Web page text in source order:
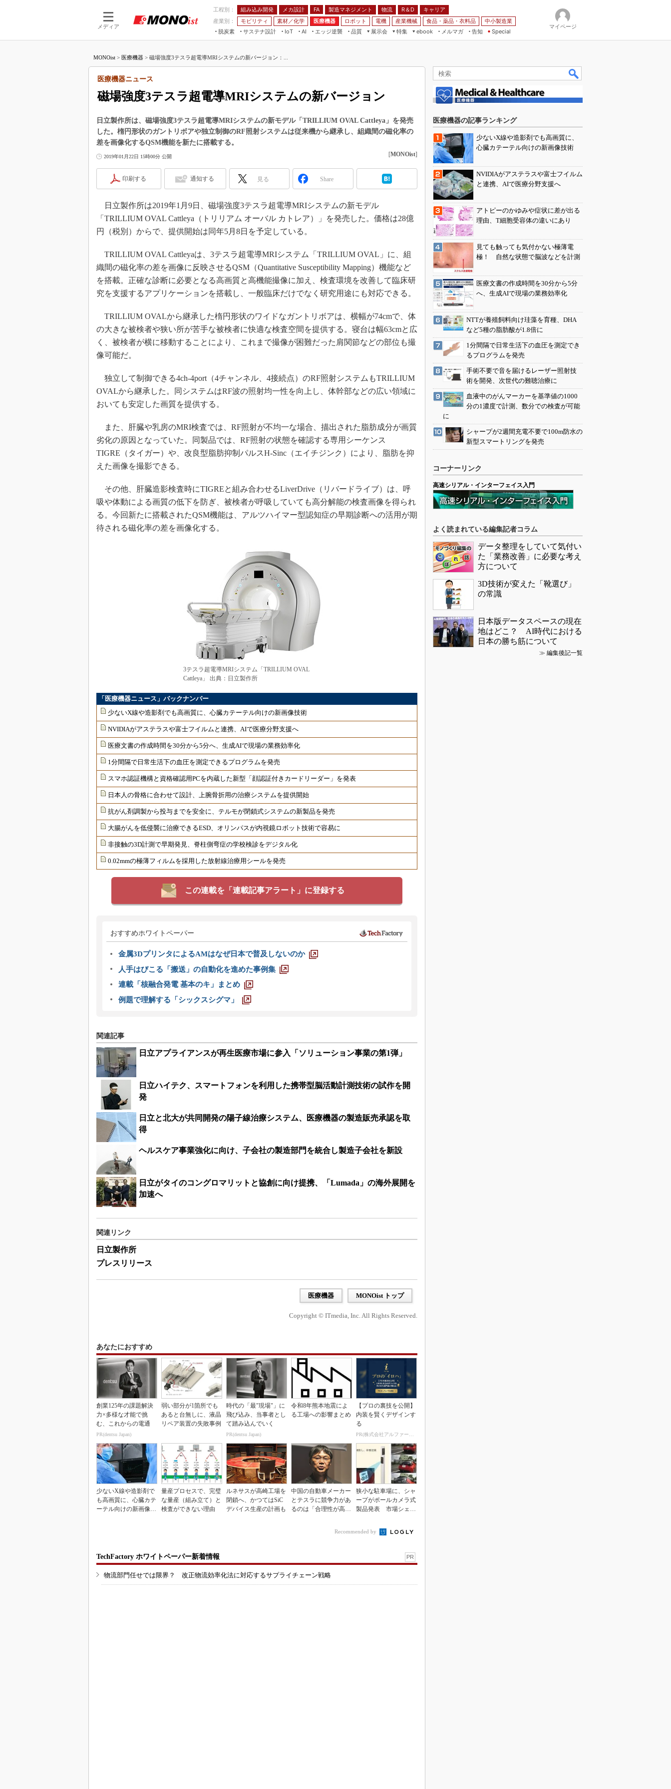
メディア
工程別： 組み込み開発 メカ設計 FA 製造マネジメント 物流 R＆D
キャリア
産業別：
モビリティ 素材／化学 医療機器 ロボット 電機 産業機械 食品・薬品・衣料品
中小製造業
脱炭素
サステナ設計
IoT
つながる工場
AI
AI×設備保全
エッジ逆襲 品質
展示会
JIMTOF
IIFES
ジャパンモビリティショー
スマート工場EXPO
EdgeTech+
日本ものづくりワールド
AUTOMOTIVE WORLD
産業オープンネット展
特集
VR／AR
FPGA
組み込み画像技術
車載ソフト開発
無償設計ツール
3Dプリンタ
S＆OP
インダストリー4.0
イノベーション
メイドインジャパン
植物工場
グローバル設計・開発
制御セキュリティ
ebook
FA
素材／化学
メルマガ
告知 Special
マイページ
MONOist > 医療機器 > 磁場強度3テスラ超電導MRIシステムの新バージョン：...
磁場強度3テスラ超電導MRIシステムの新バージョン
医療機器ニュース
日立製作所は、磁場強度3テスラ超電導MRIシステムの新モデル「TRILLIUM OVAL Cattleya」を発売
した。楕円形状のガントリボアや独立制御のRF照射システムは従来機から継承し、組織間の磁化率の
差を画像化するQSM機能を新たに搭載する。
2019年01月22日 15時00分 公開 [MONOist]
印刷する 通知する 見る Share
日立製作所は2019年1月9日、磁場強度3テスラ超電導MRIシステムの新モデル
「TRILLIUM OVAL Cattleya（トリリアム オーバル カトレア）」を発売した。価格は28億
円（税別）からで、提供開始は同年5月8日を予定している。
TRILLIUM OVAL Cattleyaは、3テスラ超電導MRIシステム「TRILLIUM OVAL」に、組
織間の磁化率の差を画像に反映させるQSM（Quantitative Susceptibility Mapping）機能など
を搭載。正確な診断に必要となる高画質と高機能撮像に加え、検査環境を改善して臨床研
究を支援するアプリケーションを搭載し、一般臨床だけでなく研究用途にも対応できる。
TRILLIUM OVALから継承した楕円形状のワイドなガントリボアは、横幅が74cmで、体
の大きな被検者や狭い所が苦手な被検者に快適な検査空間を提供する。寝台は幅63cmと広
く、被検者が横に移動することにより、これまで撮像が困難だった肩関節などの部位も撮
像可能だ。
独立して制御できる4ch-4port（4チャンネル、4接続点）のRF照射システムもTRILLIUM
OVALから継承した。同システムはRF波の照射均一性を向上し、体幹部などの広い領域に
おいても安定した画質を提供する。
また、肝臓や乳房のMRI検査では、RF照射が不均一な場合、描出された脂肪成分が画質
劣化の原因となっていた。同製品では、RF照射の状態を確認する専用シーケンス
TIGRE（タイガー）や、改良型脂肪抑制パルスH-Sinc（エイチジンク）により、脂肪を抑
えた画像を撮影できる。
その他、肝臓造影検査時にTIGREと組み合わせるLiverDrive（リバードライブ）は、呼
吸や体動による画質の低下を防ぎ、被検者が呼吸していても高分解能の検査画像を得られ
る。今回新たに搭載されたQSM機能は、アルツハイマー型認知症の早期診断への活用が期
待される磁化率の差を画像化する。
3テスラ超電導MRIシステム「TRILLIUM OVAL
Cattleya」 出典：日立製作所
「医療機器ニュース」バックナンバー
少ないX線や造影剤でも高画質に、心臓カテーテル向けの新画像技術
NVIDIAがアステラスや富士フイルムと連携、AIで医療分野支援へ
医療文書の作成時間を30分から5分へ、生成AIで現場の業務効率化
1分間隔で日常生活下の血圧を測定できるプログラムを発売
スマホ認証機構と資格確認用PCを内蔵した新型「顔認証付きカードリーダー」を発表
日本人の骨格に合わせて設計、上腕骨折用の治療システムを提供開始
抗がん剤調製から投与までを安全に、テルモが閉鎖式システムの新製品を発売
大腸がんを低侵襲に治療できるESD、オリンパスが内視鏡ロボット技術で容易に
非接触の3D計測で早期発見、脊柱側弯症の学校検診をデジタル化
0.02mmの極薄フィルムを採用した放射線治療用シールを発売
この連載を「連載記事アラート」に登録する
おすすめホワイトペーパー
金属3DプリンタによるAMはなぜ日本で普及しないのか
人手はびこる「搬送」の自動化を進めた事例集
連載「核融合発電 基本のキ」まとめ
例題で理解する「シックスシグマ」
関連記事
日立アプライアンスが再生医療市場に参入「ソリューション事業の第1弾」
日立ハイテク、スマートフォンを利用した携帯型脳活動計測技術の試作を開
発
日立と北大が共同開発の陽子線治療システム、医療機器の製造販売承認を取
得
ヘルスケア事業強化に向け、子会社の製造部門を統合し製造子会社を新設
日立がタイのコングロマリットと協創に向け提携、「Lumada」の海外展開を
加速へ
関連リンク
日立製作所
プレスリリース
医療機器 MONOist トップ
Copyright © ITmedia, Inc. All Rights Reserved.
あなたにおすすめ
創業125年の課題解決
力×多様な才能で挑
む、これからの電通
PR(dentsu Japan)
弱い部分が1箇所でも
あると台無しに、液晶
リペア装置の失敗事例
時代の「最"現場"」に
飛び込み、当事者とし
て踏み込んでいく
PR(dentsu Japan)
令和8年熊本地震によ
る工場への影響まとめ
【プロの裏技を公開】
内装を賢くデザインす
る
PR(株式会社アルファーテクノ)
少ないX線や造影剤で
も高画質に、心臓カテ
ーテル向けの新画像技
量産プロセスで、完璧
な量産（組み立て）と
検査ができない理由
ルネサスが高崎工場を
閉鎖へ、かつてはSiC
デバイス生産の計画も
中国の自動車メーカー
とテスラに競争力があ
るのは「合理性が高
狭小な駐車場に、シャ
ープがポールカメラ式
製品発表 市場シェア
Recommended by
TechFactory ホワイトペーパー新着情報 PR
物流部門任せでは限界？ 改正物流効率化法に対応するサプライチェーン戦略
医療機器の記事ランキング
少ないX線や造影剤でも高画質に、
心臓カテーテル向けの新画像技術
NVIDIAがアステラスや富士フイルム
と連携、AIで医療分野支援へ
アトピーのかゆみや症状に差が出る
理由、T細胞受容体の違いにあり
見ても触っても気付かない極薄電
極！ 自然な状態で脳波などを計測
医療文書の作成時間を30分から5分
へ、生成AIで現場の業務効率化
NTTが養殖飼料向け珪藻を育種、DHA
など5種の脂肪酸が1.8倍に
1分間隔で日常生活下の血圧を測定でき
るプログラムを発売
手術不要で音を届けるレーザー照射技
術を開発、次世代の難聴治療に
血液中のがんマーカーを基準値の1000
分の1濃度で計測、数分での検査が可能
に
シャープが2週間充電不要で100m防水の
新型スマートリングを発売
コーナーリンク
高速シリアル・インターフェイス入門
よく読まれている編集記者コラム
データ整理をしていて気付い
た「業務改善」に必要な考え
方について
3D技術が変えた「靴選び」
の常識
日本版データスペースの現在
地はどこ？ AI時代における
日本の勝ち筋について
≫ 編集後記一覧